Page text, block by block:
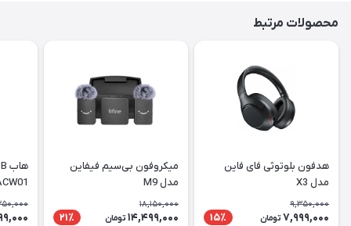
محصولات مرتبط
هدفون بلوتوثی فای فاین
مدل X3
9,350,000
7,999,000 تومان 15٪
میکروفون بی‌سیم فیفاین
مدل M9
18,150,000
14,499,000 تومان 21٪